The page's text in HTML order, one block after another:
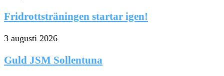
Fridrottsträningen startar igen!
3 augusti 2026
Guld JSM Sollentuna